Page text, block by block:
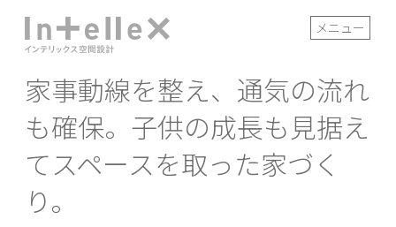
メニュー
家事動線を整え、通気の流れ
も確保。子供の成長も見据え
てスペースを取った家づく
り。